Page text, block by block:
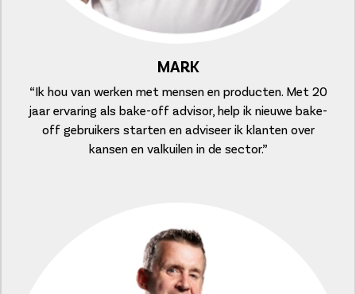
MARK
“Ik hou van werken met mensen en producten. Met 20
jaar ervaring als bake-off advisor, help ik nieuwe bake-
off gebruikers starten en adviseer ik klanten over
kansen en valkuilen in de sector.”